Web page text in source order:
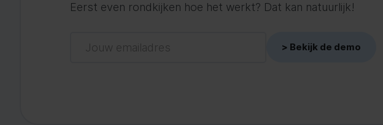
Eerst even rondkijken hoe het werkt? Dat kan natuurlijk!